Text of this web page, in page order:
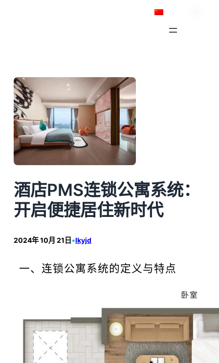
酒店PMS连锁公寓系统：
开启便捷居住新时代
2024年 10月 21日 •lkyjd
一、连锁公寓系统的定义与特点